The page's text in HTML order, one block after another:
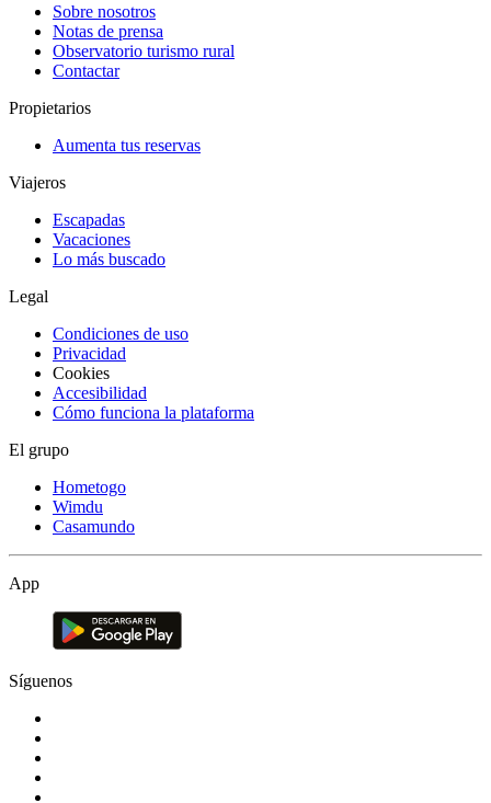
Sobre nosotros
Notas de prensa
Observatorio turismo rural
Contactar
Propietarios
Aumenta tus reservas
Viajeros
Escapadas
Vacaciones
Lo más buscado
Legal
Condiciones de uso
Privacidad
Cookies
Accesibilidad
Cómo funciona la plataforma
El grupo
Hometogo
Wimdu
Casamundo
App
Síguenos